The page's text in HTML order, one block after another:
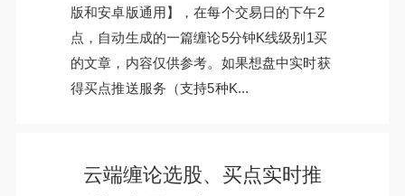
版和安卓版通用】，在每个交易日的下午2
点，自动生成的一篇缠论5分钟K线级别1买
的文章，内容仅供参考。如果想盘中实时获
得买点推送服务（支持5种K...
云端缠论选股、买点实时推